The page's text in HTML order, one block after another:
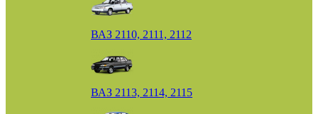
ВАЗ 2110, 2111, 2112
ВАЗ 2113, 2114, 2115